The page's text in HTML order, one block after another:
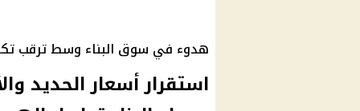
هدوء في سوق البناء وسط ترقب